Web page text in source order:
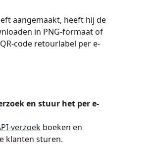
aangemaakt, heeft hij de
in PNG-formaat of
code retourlabel per e-
en stuur het per e-
verzoek boeken en
klanten sturen.